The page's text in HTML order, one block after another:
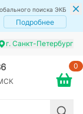
поиска ЭКБ
Подробнее
г. Санкт-Петербург
0